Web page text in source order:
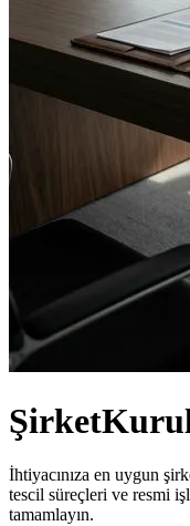
Şirket
İhtiyacınıza en uygun
tescil süreçleri ve resmi
tamamlayın.